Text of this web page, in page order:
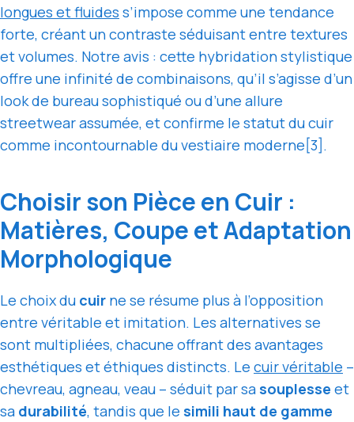
longues et fluides s’impose comme une tendance
forte, créant un contraste séduisant entre textures
et volumes. Notre avis : cette hybridation stylistique
offre une infinité de combinaisons, qu’il s’agisse d’un
look de bureau sophistiqué ou d’une allure
streetwear assumée, et confirme le statut du cuir
comme incontournable du vestiaire moderne[3].
Choisir son Pièce en Cuir :
Matières, Coupe et Adaptation
Morphologique
Le choix du cuir ne se résume plus à l’opposition
entre véritable et imitation. Les alternatives se
sont multipliées, chacune offrant des avantages
esthétiques et éthiques distincts. Le cuir véritable –
chevreau, agneau, veau – séduit par sa souplesse et
sa durabilité, tandis que le simili haut de gamme